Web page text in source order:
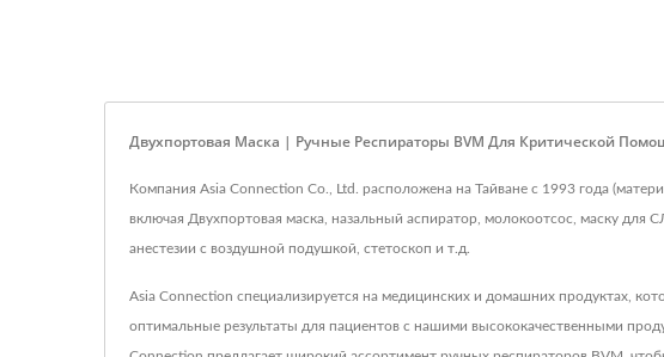
Двухпортовая Маска | Ручные Респираторы BVM Для Критической
Компания Asia Connection Co., Ltd. расположена на Тайване с 1993 года
включая Двухпортовая маска, назальный аспиратор, молокоотсос, маску
анестезии с воздушной подушкой, стетоскоп и т.д.
Asia Connection специализируется на медицинских и домашних продуктах,
оптимальные результаты для пациентов с нашими высококачественными